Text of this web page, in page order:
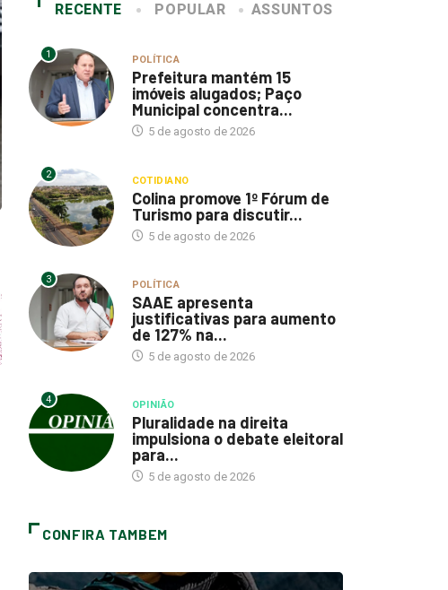
RECENTE POPULAR ASSUNTOS
1 POLÍTICA
Prefeitura mantém 15
imóveis alugados; Paço
Municipal concentra...
5 de agosto de 2026
2 COTIDIANO
Colina promove 1º Fórum de
Turismo para discutir...
5 de agosto de 2026
3 POLÍTICA
SAAE apresenta
justificativas para aumento
de 127% na...
5 de agosto de 2026
4 OPINIÃO
Pluralidade na direita
impulsiona o debate eleitoral
para...
5 de agosto de 2026
CONFIRA TAMBEM